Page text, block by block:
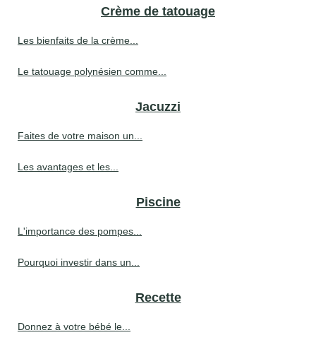
Crème de tatouage
Les bienfaits de la crème...
Le tatouage polynésien comme...
Jacuzzi
Faites de votre maison un...
Les avantages et les...
Piscine
L'importance des pompes...
Pourquoi investir dans un...
Recette
Donnez à votre bébé le...